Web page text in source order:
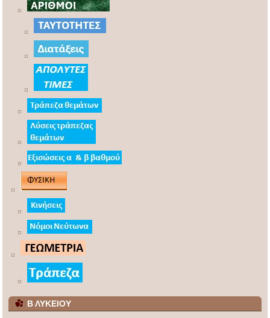
Β ΛΥΚΕΙΟΥ